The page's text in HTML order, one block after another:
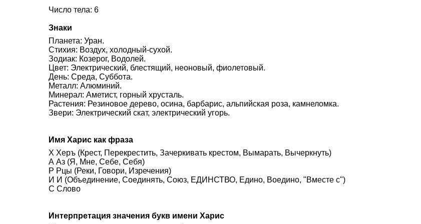
Число тела: 6
Знаки
Планета: Уран.
Стихия: Воздух, холодный-сухой.
Зодиак: Козерог, Водолей.
Цвет: Электрический, блестящий, неоновый, фиолетовый.
День: Среда, Суббота.
Металл: Алюминий.
Минерал: Аметист, горный хрусталь.
Растения: Резиновое дерево, осина, барбарис, альпийская роза, камнеломка.
Звери: Электрический скат, электрический угорь.
Имя Харис как фраза
Х Херъ (Крест, Перекрестить, Зачеркивать крестом, Вымарать, Вычеркнуть)
А Аз (Я, Мне, Себе, Себя)
Р Рцы (Реки, Говори, Изречения)
И И (Объединение, Соединять, Союз, ЕДИНСТВО, Едино, Воедино, "Вместе с")
С Слово
Интерпретация значения букв имени Харис